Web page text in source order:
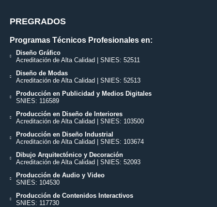
PREGRADOS
Programas Técnicos Profesionales en:
Diseño Gráfico
Acreditación de Alta Calidad | SNIES: 52511
Diseño de Modas
Acreditación de Alta Calidad | SNIES: 52513
Producción en Publicidad y Medios Digitales
SNIES: 116589
Producción en Diseño de Interiores
Acreditación de Alta Calidad | SNIES: 103500
Producción en Diseño Industrial
Acreditación de Alta Calidad | SNIES: 103674
Dibujo Arquitectónico y Decoración
Acreditación de Alta Calidad | SNIES: 52093
Producción de Audio y Video
SNIES: 104530
Producción de Contenidos Interactivos
SNIES: 117730